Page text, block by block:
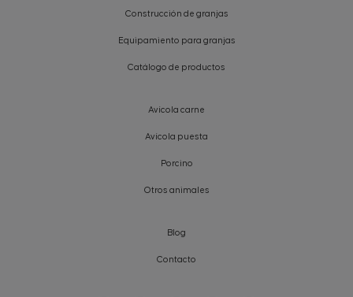
Construcción de granjas
Equipamiento para granjas
Catálogo de productos
Avícola carne
Avícola puesta
Porcino
Otros animales
Blog
Contacto